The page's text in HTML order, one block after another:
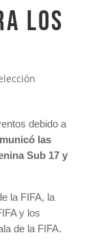
los
debido a
las
Sub 17 y